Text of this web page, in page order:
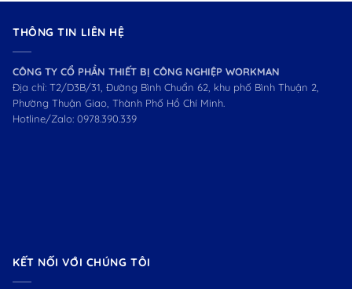
THÔNG TIN LIÊN HỆ
CÔNG TY CỔ PHẦN THIẾT BỊ CÔNG NGHIỆP WORKMAN
Địa chỉ: T2/D3B/31, Đường Bình Chuẩn 62, khu phố Bình Thuận 2,
Phường Thuận Giao, Thành Phố Hồ Chí Minh.
Hotline/Zalo: 0978.390.339
KẾT NỐI VỚI CHÚNG TÔI